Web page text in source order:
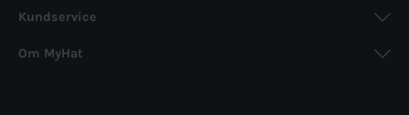
Kundservice
Om MyHat